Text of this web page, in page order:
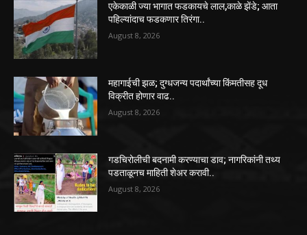
एकेकाळी ज्या भागात फडकायचे लाल,काळे झेंडे; आता
पहिल्यांदाच फडकणार तिरंगा..
August 8, 2026
महागाईची झळ; दुग्धजन्य पदार्थांच्या किंमतीसह दूध
विक्रीत होणार वाढ..
August 8, 2026
गडचिरोलीची बदनामी करण्याचा डाव; नागरिकांनी तथ्य
पडताळूनच माहिती शेअर करावी..
August 8, 2026